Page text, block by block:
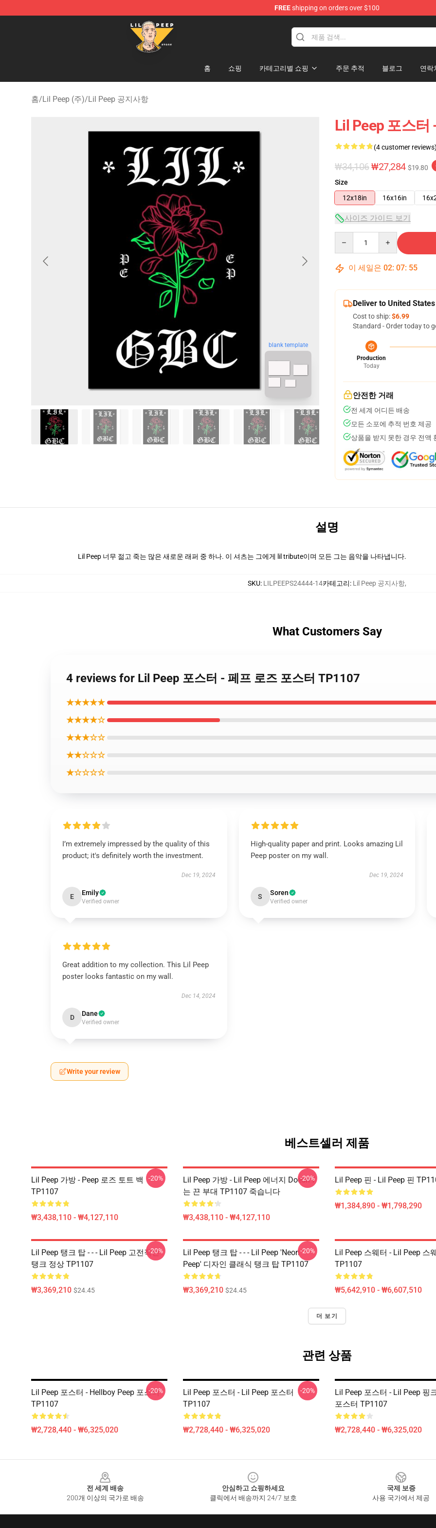
FREEshipping on orders over $100
Lil Peep Store - Official Lil Peep Merchandise Shop
홈 쇼핑 카테고리별 쇼핑 주문 추적 블로그 연락
홈/Lil Peep (주)/Lil Peep 공지사항
blank template
Lil Peep 포스
(4 customer
₩34,106₩27,284 $19.80
Size
12x18in
16x16in
사이즈 가이드 보기
이 세일은 02: 07: 54
Deliver to United States
Cost to ship:$6.99
Standard - Order today to
Production
Today
안전한 거래
전 세계 어디든 배송
모든 소포에 추적 번호 제공
상품을 받지 못한 경우 전액
설명
Lil Peep 너무 젊고 죽는 많은 새로운 래퍼 중 하나. 이 셔츠는 그에게 lil tribute이며 모든 그는 음악을 나타냅니다.
SKU: LILPEEPS24444-14카테고리: Lil Peep 공지사항,
What Customers Say
4 reviews for Lil Peep 포스터 - 페프 로즈 포스터 TP1107
★★★★★
★★★★☆
★★★☆☆
★★☆☆☆
★☆☆☆☆
I’m extremely impressed by the quality of this
product; it's definitely worth the investment.
Dec 19, 2024
E Emily
Verified owner
High-quality paper and print. Looks amazing Lil
Peep poster on my wall.
Dec 19, 2024
S Soren
Verified owner
Great addition to my collection. This Lil Peep
poster looks fantastic on my wall.
Dec 14, 2024
D Dane
Verified owner
Write your review
베스트셀러 제품
Lil Peep 가방 - Peep 로즈 토트 백
TP1107
₩3,438,110 - ₩4,127,110
-20%
Lil Peep 가방 - Lil Peep 에너지 Doesn'T
는 끈 부대 TP1107 죽습니다
₩3,438,110 - ₩4,127,110
-20% Lil Peep 핀 - Lil Peep 핀
₩1,384,890 - ₩1,798,290
Lil Peep 탱크 탑 - - - Lil Peep 고전적인
탱크 정상 TP1107
₩3,369,210 $24.45
-20%
Lil Peep 탱크 탑 - - - Lil Peep 'Neon
Peep' 디자인 클래식 탱크 탑 TP1107
₩3,369,210 $24.45
-20%
Lil Peep 스웨터 - Lil Peep 스
TP1107
₩5,642,910 - ₩6,607,510
더 보기
관련 상품
Lil Peep 포스터 - Hellboy Peep 포스터
TP1107
₩2,728,440 - ₩6,325,020
-20%
Lil Peep 포스터 - Lil Peep 포스터
TP1107
₩2,728,440 - ₩6,325,020
-20%
Lil Peep 포스터 - Lil Peep 핑
포스터 TP1107
₩2,728,440 - ₩6,325,020
전 세계 배송
200개 이상의 국가로 배송
안심하고 쇼핑하세요
클릭에서 배송까지 24/7 보호
국제 보증
사용 국가에서 제공